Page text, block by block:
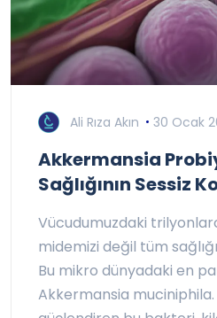
Ali Rıza Akın 30 Ocak
Akkermansia
Sağlığının Sessiz
Vücudumuzdaki
midemizi değil tüm
Bu mikro dünyadaki en
Akkermansia muciniphila.